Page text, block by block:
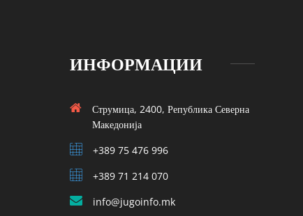
ИНФОРМАЦИИ
Струмица, 2400, Република Северна
Македонија
+389 75 476 996
+389 71 214 070
info@jugoinfo.mk